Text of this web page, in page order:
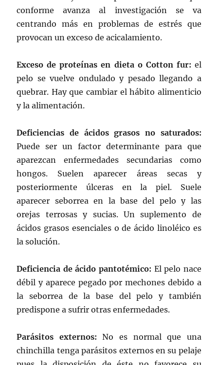
conforme avanza al investigación se va
centrando más en problemas de estrés que
provocan un exceso de acicalamiento.
Exceso de proteínas en dieta o Cotton fur: el
pelo se vuelve ondulado y pesado llegando a
quebrar. Hay que cambiar el hábito alimenticio
y la alimentación.
Deficiencias de ácidos grasos no saturados:
Puede ser un factor determinante para que
aparezcan enfermedades secundarias como
hongos. Suelen aparecer áreas secas y
posteriormente úlceras en la piel. Suele
aparecer seborrea en la base del pelo y las
orejas terrosas y sucias. Un suplemento de
ácidos grasos esenciales o de ácido linoléico es
la solución.
Deficiencia de ácido pantotémico: El pelo nace
débil y aparece pegado por mechones debido a
la seborrea de la base del pelo y también
predispone a sufrir otras enfermedades.
Parásitos externos: No es normal que una
chinchilla tenga parásitos externos en su pelaje